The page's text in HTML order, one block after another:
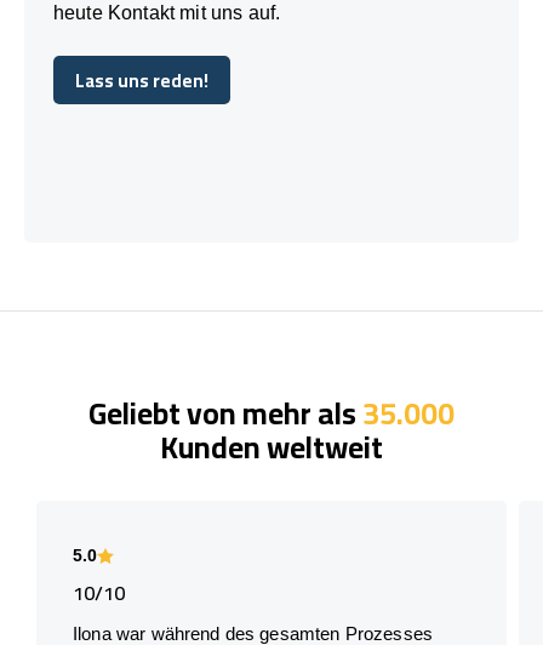
heute Kontakt mit uns auf.
Lass uns reden!
Lass uns reden!
Geliebt von mehr als35.000
Kunden weltweit
5.0
10/10
Ilona war während des gesamten Prozesses